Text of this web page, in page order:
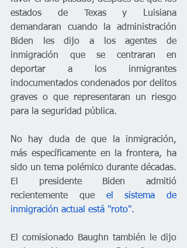
estados de Texas y Luisiana
demandaran cuando la administración
Biden les dijo a los agentes de
inmigración que se centraran en
deportar a los inmigrantes
indocumentados condenados por delitos
graves o que representaran un riesgo
para la seguridad pública.
No hay duda de que la inmigración,
más específicamente en la frontera, ha
sido un tema polémico durante décadas.
El presidente Biden admitió
recientemente que el sistema de
inmigración actual está "roto".
El comisionado Baughn también le dijo